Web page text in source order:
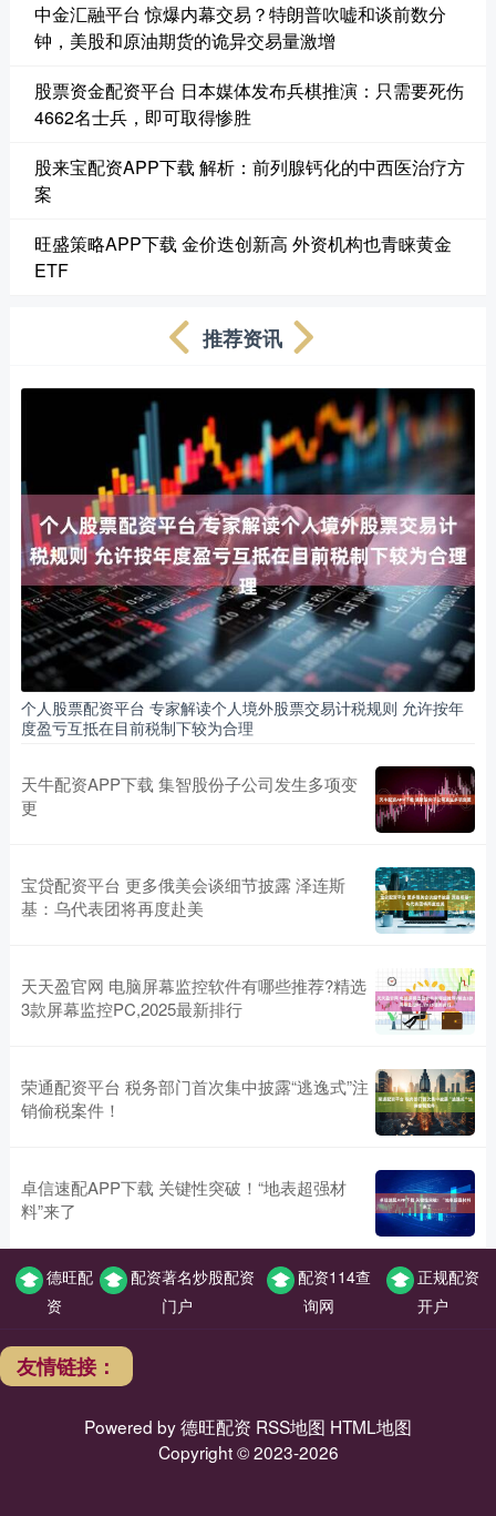
中金汇融平台 惊爆内幕交易？特朗普吹嘘和谈前数分
钟，美股和原油期货的诡异交易量激增
股票资金配资平台 日本媒体发布兵棋推演：只需要死伤
4662名士兵，即可取得惨胜
股来宝配资APP下载 解析：前列腺钙化的中西医治疗方
案
旺盛策略APP下载 金价迭创新高 外资机构也青睐黄金
ETF
推荐资讯
个人股票配资平台 专家解读个人境外股票交易计税规则 允许按年
度盈亏互抵在目前税制下较为合理
天牛配资APP下载 集智股份子公司发生多项变
更
宝贷配资平台 更多俄美会谈细节披露 泽连斯
基：乌代表团将再度赴美
天天盈官网 电脑屏幕监控软件有哪些推荐?精选
3款屏幕监控PC,2025最新排行
荣通配资平台 税务部门首次集中披露“逃逸式”注
销偷税案件！
卓信速配APP下载 关键性突破！“地表超强材
料”来了
德旺配
资
配资著名炒股配资
门户
配资114查
询网
正规配资
开户
友情链接：
Powered by德旺配资 RSS地图 HTML地图
Copyright© 2023-2026